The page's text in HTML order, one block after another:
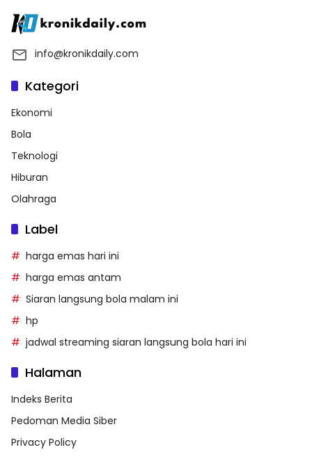
info@kronikdaily.com
Kategori
Ekonomi
Bola
Teknologi
Hiburan
Olahraga
Label
harga emas hari ini
harga emas antam
Siaran langsung bola malam ini
hp
jadwal streaming siaran langsung bola hari ini
Halaman
Indeks Berita
Pedoman Media Siber
Privacy Policy